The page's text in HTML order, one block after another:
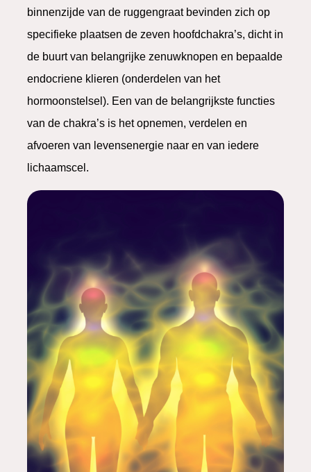
binnenzijde van de ruggengraat bevinden zich op
specifieke plaatsen de zeven hoofdchakra’s, dicht in
de buurt van belangrijke zenuwknopen en bepaalde
endocriene klieren (onderdelen van het
hormoonstelsel). Een van de belangrijkste functies
van de chakra’s is het opnemen, verdelen en
afvoeren van levensenergie naar en van iedere
lichaamscel.